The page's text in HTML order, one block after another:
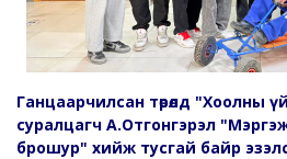
Ганцаарчилсан төрөлд "Хоолны
суралцагч А.Отгонгэрэл
брошур" хийж тусгай байр